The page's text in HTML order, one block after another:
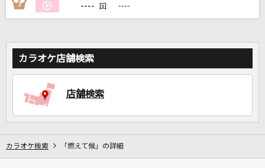
3 ---- 回 ----
カラオケ店舗検索
店舗検索
カラオケ検索 「燃えて候」の詳細